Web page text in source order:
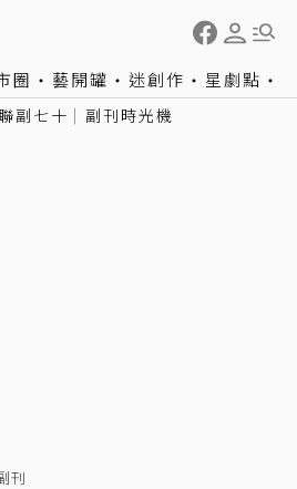
圈 藝開罐 迷創作 星劇點
副七十 副刊時光機
刊